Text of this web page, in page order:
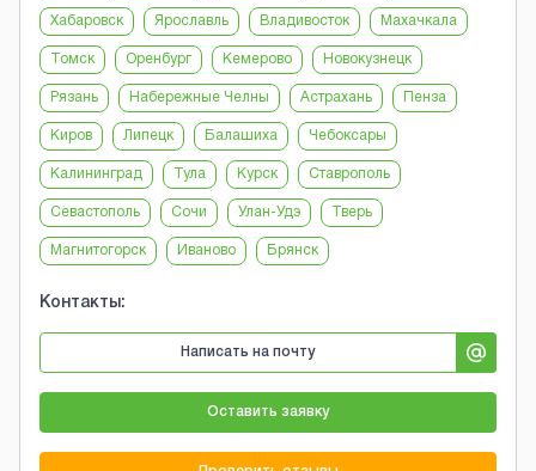
Хабаровск Ярославль Владивосток Махачкала
Томск Оренбург Кемерово Новокузнецк
Рязань Набережные Челны Астрахань Пенза
Киров Липецк Балашиха Чебоксары
Калининград Тула Курск Ставрополь
Севастополь Сочи Улан-Удэ Тверь
Магнитогорск Иваново Брянск
Контакты:
Написать на почту
Оставить заявку